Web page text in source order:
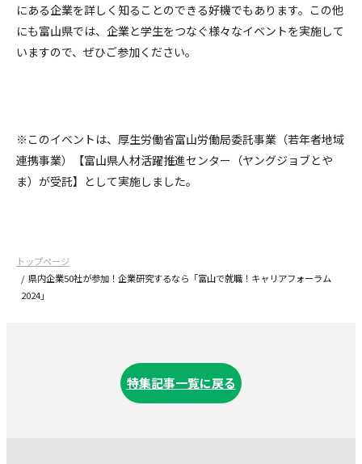
にある企業を詳しく知ることのできる好機でもあります。この他
にも富山県では、企業と学生をつなぐ様々なイベントを実施して
いますので、ぜひご参加ください。
※このイベントは、厚生労働省富山労働局委託事業（若年者地域
連携事業）【富山県人材活躍推進センター（ヤングジョブとや
ま）が受託】として実施しました。
トップページ
県内企業50社が参加！企業研究するなら「富山で就職！キャリアフォーラム
2024」
特集記事一覧に戻る